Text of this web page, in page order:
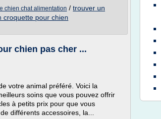
chien chat alimentation / trouver un
croquette pour chien
chien pas cher ...
votre animal préféré. Voici la
soins que vous pouvez offrir
à petits prix pour que vous
différents accessoires, la...